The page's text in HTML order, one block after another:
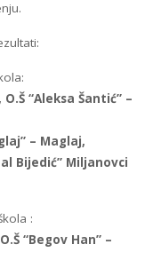
“Aleksa Šantić” –
– Maglaj,
Bijedić” Miljanovci
:
“Begov Han” –